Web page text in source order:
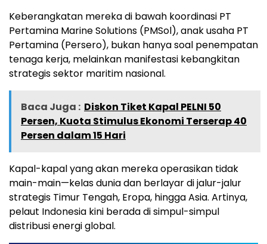
Keberangkatan mereka di bawah koordinasi PT
Pertamina Marine Solutions (PMSol), anak usaha PT
Pertamina (Persero), bukan hanya soal penempatan
tenaga kerja, melainkan manifestasi kebangkitan
strategis sektor maritim nasional.
Baca Juga : Diskon Tiket Kapal PELNI 50
Persen, Kuota Stimulus Ekonomi Terserap 40
Persen dalam 15 Hari
Kapal-kapal yang akan mereka operasikan tidak
main-main—kelas dunia dan berlayar di jalur-jalur
strategis Timur Tengah, Eropa, hingga Asia. Artinya,
pelaut Indonesia kini berada di simpul-simpul
distribusi energi global.